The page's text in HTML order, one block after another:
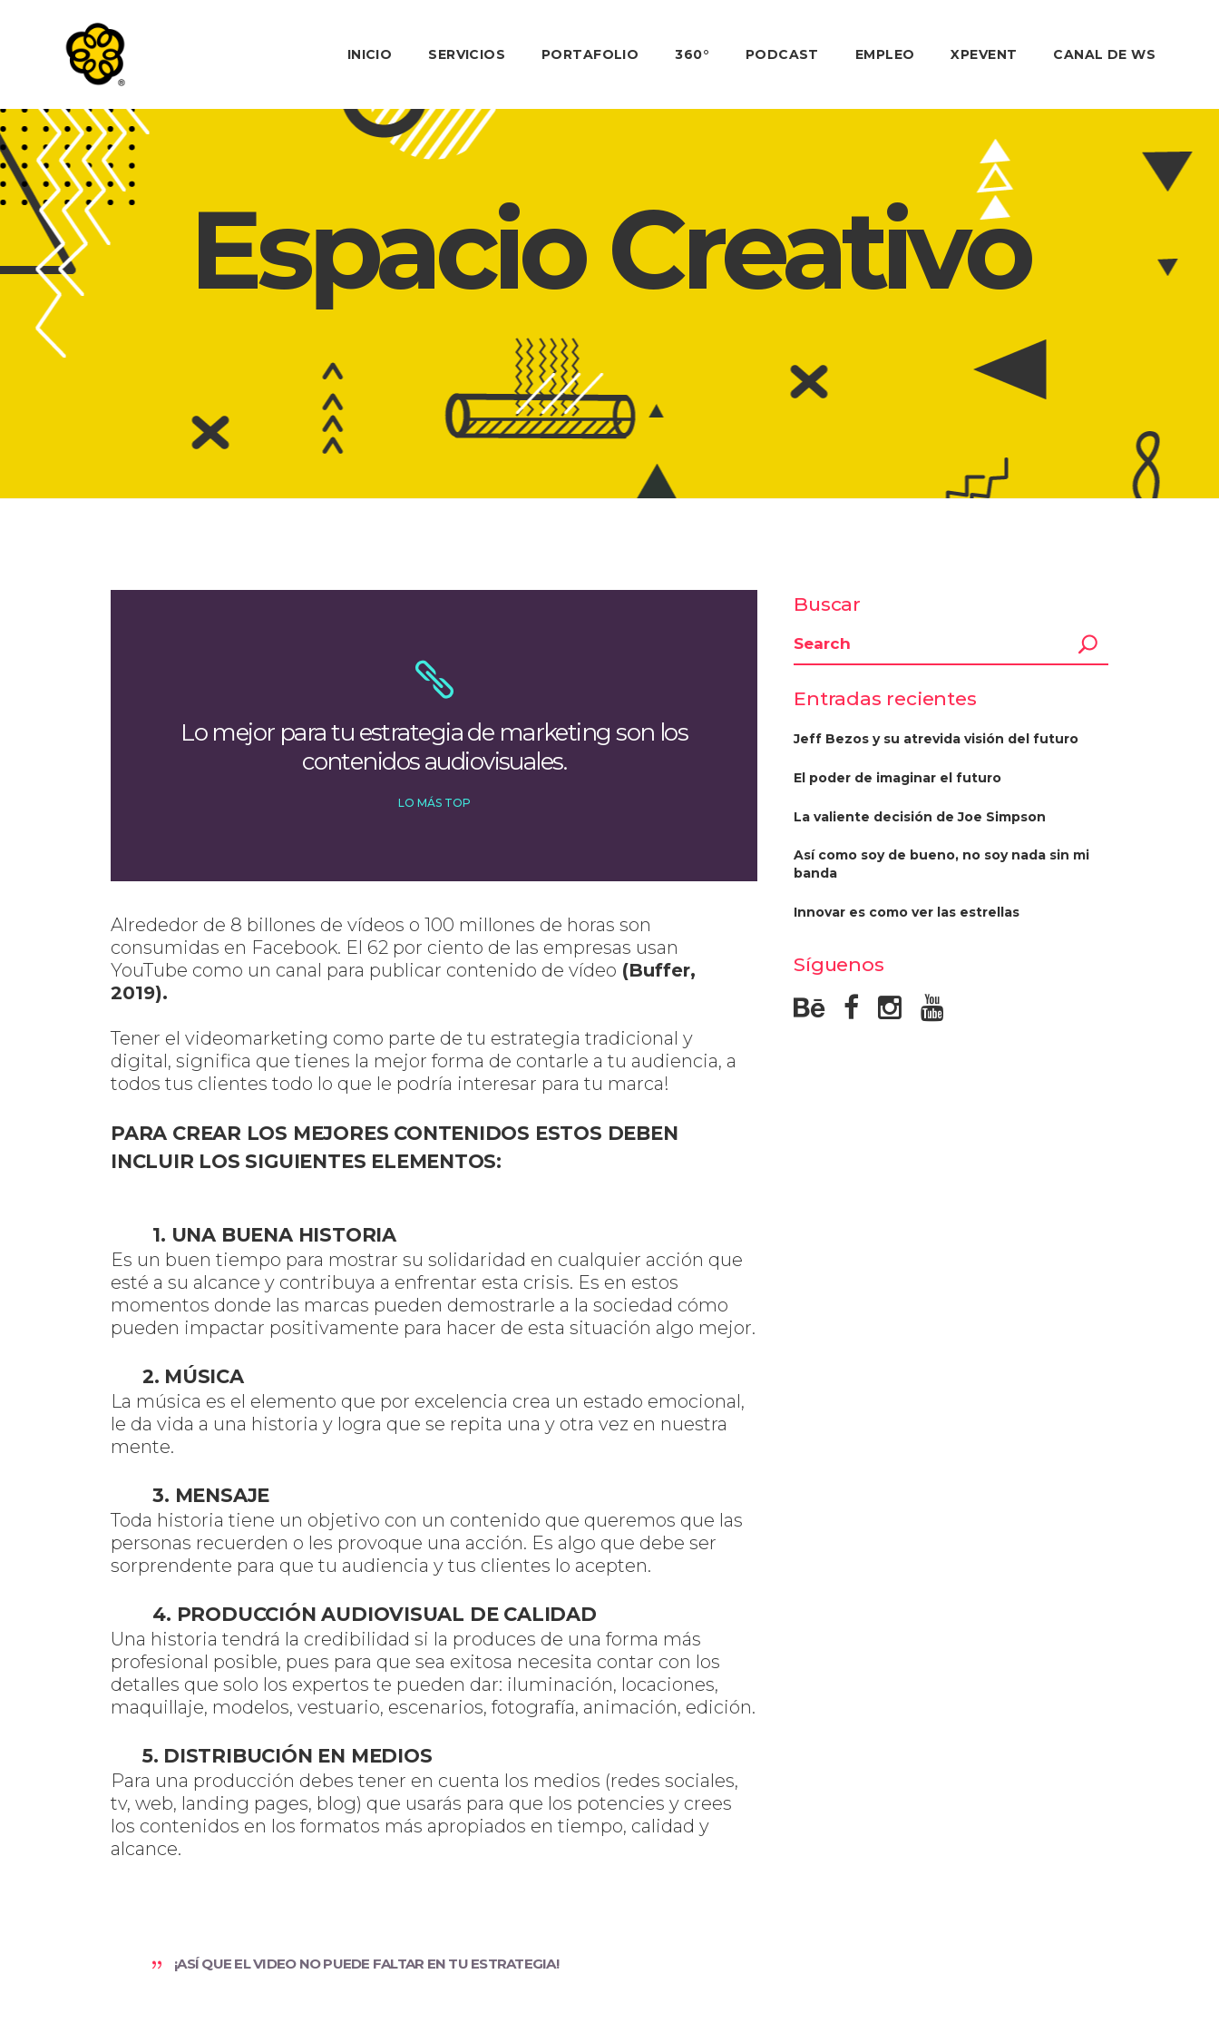
INICIO SERVICIOS PORTAFOLIO 360° PODCAST EMPLEO XPEVENT CANAL DE WS
Espacio Creativo
Lo mejor para tu estrategia de marketing son los
contenidos audiovisuales.
LO MÁS TOP
Alrededor de 8 billones de vídeos o 100 millones de horas son
consumidas en Facebook. El 62 por ciento de las empresas usan
YouTube como un canal para publicar contenido de vídeo (Buffer,
2019).
Tener el videomarketing como parte de tu estrategia tradicional y
digital, significa que tienes la mejor forma de contarle a tu audiencia, a
todos tus clientes todo lo que le podría interesar para tu marca!
PARA CREAR LOS MEJORES CONTENIDOS ESTOS DEBEN
INCLUIR LOS SIGUIENTES ELEMENTOS:
1. UNA BUENA HISTORIA
Es un buen tiempo para mostrar su solidaridad en cualquier acción que
esté a su alcance y contribuya a enfrentar esta crisis. Es en estos
momentos donde las marcas pueden demostrarle a la sociedad cómo
pueden impactar positivamente para hacer de esta situación algo mejor.
2. MÚSICA
La música es el elemento que por excelencia crea un estado emocional,
le da vida a una historia y logra que se repita una y otra vez en nuestra
mente.
3. MENSAJE
Toda historia tiene un objetivo con un contenido que queremos que las
personas recuerden o les provoque una acción. Es algo que debe ser
sorprendente para que tu audiencia y tus clientes lo acepten.
4. PRODUCCIÓN AUDIOVISUAL DE CALIDAD
Una historia tendrá la credibilidad si la produces de una forma más
profesional posible, pues para que sea exitosa necesita contar con los
detalles que solo los expertos te pueden dar: iluminación, locaciones,
maquillaje, modelos, vestuario, escenarios, fotografía, animación, edición.
5. DISTRIBUCIÓN EN MEDIOS
Para una producción debes tener en cuenta los medios (redes sociales,
tv, web, landing pages, blog) que usarás para que los potencies y crees
los contenidos en los formatos más apropiados en tiempo, calidad y
alcance.
¡ASÍ QUE EL VIDEO NO PUEDE FALTAR EN TU ESTRATEGIA!
Buscar
Entradas recientes
Jeff Bezos y su atrevida visión del futuro
El poder de imaginar el futuro
La valiente decisión de Joe Simpson
Así como soy de bueno, no soy nada sin mi
banda
Innovar es como ver las estrellas
Síguenos